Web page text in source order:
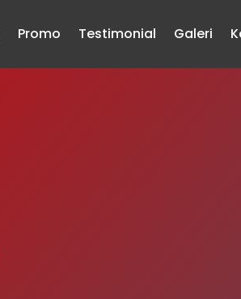
Promo Testimonial Galeri